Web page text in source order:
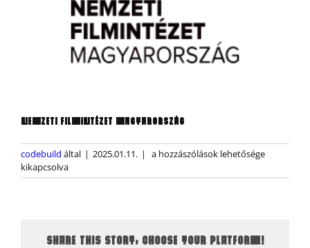
NEMZETI FILMINTÉZET MAGYARORSZÁG
codebuild által | 2025.01.11. |
Nemzeti
Magyarország
a hozzászólások lehetősége
kikapcsolva
SHARE THIS STORY, CHOOSE YOUR PLATFORM!